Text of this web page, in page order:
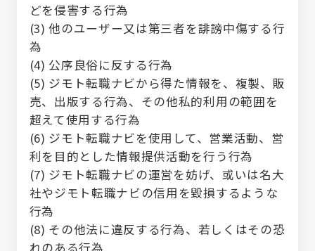
どを侵害する行為
(3) 他のユーザー又は第三者を誹謗中傷する行
為
(4) 公序良俗に反する行為
(5) ジモト転職ナビから得た情報を、複製、販
売、出版する行為、その他私的利用の範囲を
超えて使用する行為
(6) ジモト転職ナビを使用して、営業活動、営
利を目的とした情報提供活動を行う行為
(7) ジモト転職ナビの運営を妨げ、或いは名大
社やジモト転職ナビの信用を毀損するような
行為
(8) その他法に違反する行為、若しくはその恐
れのある行為